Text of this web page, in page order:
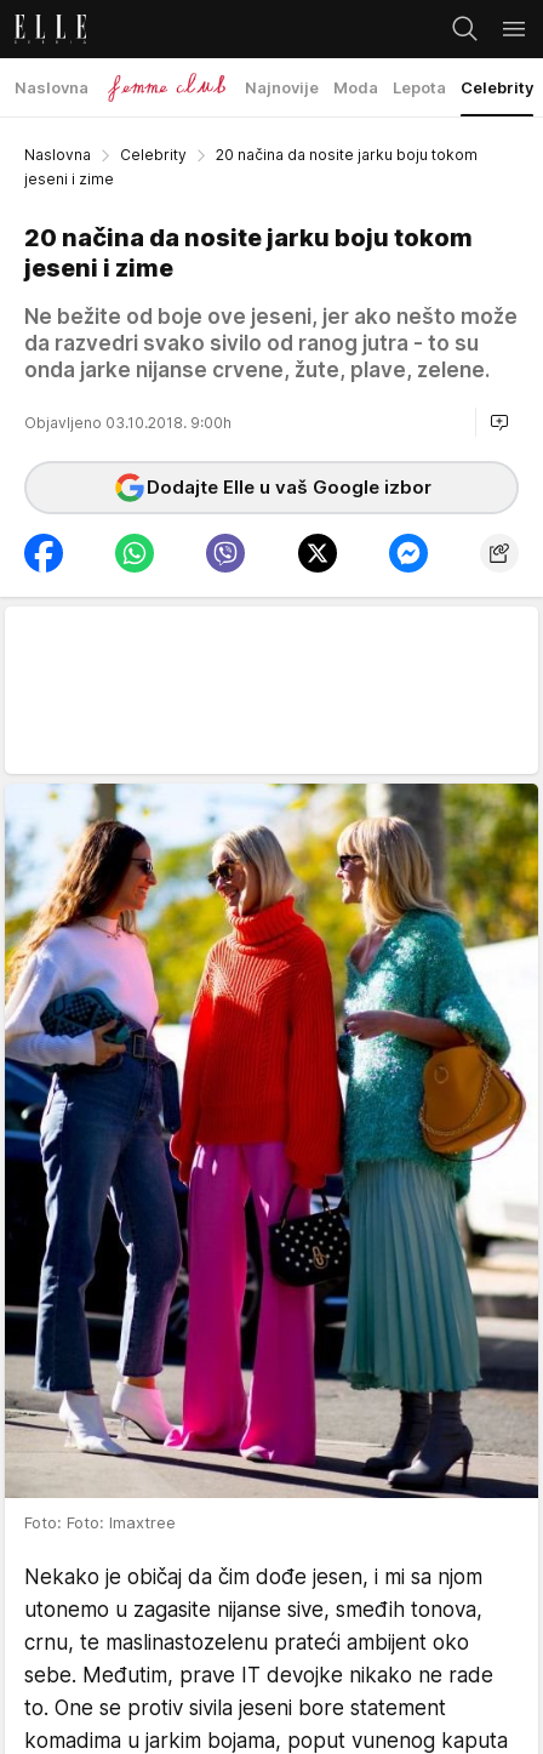
Naslovna Najnovije Moda Lepota Celebrity
Naslovna Celebrity
20 načina da nosite jarku boju tokom
jeseni i zime
20 načina da nosite jarku boju tokom
jeseni i zime
Ne bežite od boje ove jeseni, jer ako nešto može
da razvedri svako sivilo od ranog jutra - to su
onda jarke nijanse crvene, žute, plave, zelene.
Objavljeno 03.10.2018. 9:00h
Dodajte Elle u vaš Google izbor
Foto: Foto: Imaxtree
Nekako je običaj da čim dođe jesen, i mi sa njom
utonemo u zagasite nijanse sive, smeđih tonova,
crnu, te maslinastozelenu prateći ambijent oko
sebe. Međutim, prave IT devojke nikako ne rade
to. One se protiv sivila jeseni bore statement
komadima u jarkim bojama, poput vunenog kaputa